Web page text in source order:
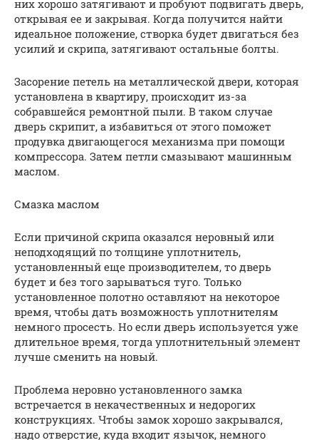
них хорошо затягивают и пробуют подвигать дверь,
открывая ее и закрывая. Когда получится найти
идеальное положение, створка будет двигаться без
усилий и скрипа, затягивают остальные болты.
Засорение петель на металлической двери, которая
установлена в квартиру, происходит из-за
собравшейся ремонтной пыли. В таком случае
дверь скрипит, а избавиться от этого поможет
продувка двигающегося механизма при помощи
компрессора. Затем петли смазывают машинным
маслом.
Смазка маслом
Если причиной скрипа оказался неровный или
неподходящий по толщине уплотнитель,
установленный еще производителем, то дверь
будет и без того зарываться туго. Только
установленное полотно оставляют на некоторое
время, чтобы дать возможность уплотнителям
немного просесть. Но если дверь используется уже
длительное время, тогда уплотнительный элемент
лучше сменить на новый.
Проблема неровно установленного замка
встречается в некачественных и недорогих
конструкциях. Чтобы замок хорошо закрывался,
надо отверстие, куда входит язычок, немного